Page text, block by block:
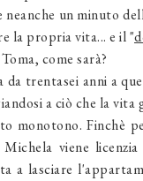
neanche un minuto
la propria vita... e il "
come sarà?
da trentasei anni a
a ciò che la
monotono. Finchè
viene
a lasciare